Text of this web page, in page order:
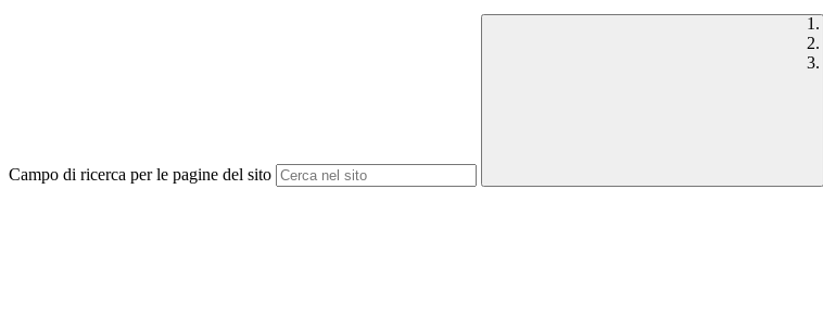
Campo di ricerca per le pagine del sito